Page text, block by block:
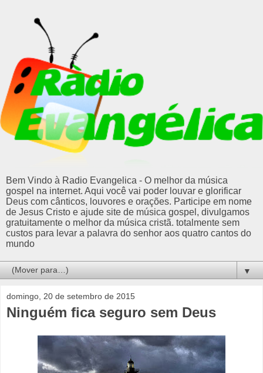
Bem Vindo à Radio Evangelica - O melhor da música
gospel na internet. Aqui você vai poder louvar e glorificar
Deus com cânticos, louvores e orações. Participe em nome
de Jesus Cristo e ajude site de música gospel, divulgamos
gratuitamente o melhor da música cristã. totalmente sem
custos para levar a palavra do senhor aos quatro cantos do
mundo
▼
domingo, 20 de setembro de 2015
Ninguém fica seguro sem Deus